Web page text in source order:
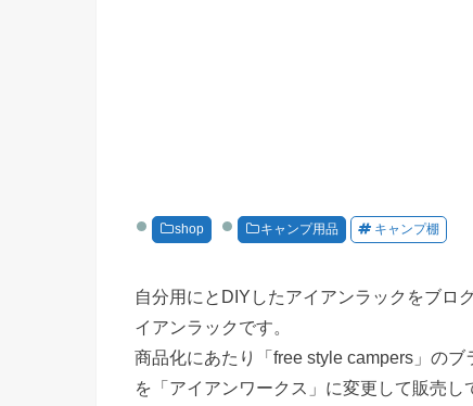
shop キャンプ用品 キャンプ棚
自分用にとDIYしたアイアンラックをブロ
イアンラックです。
商品化にあたり「free style campers」の
を「アイアンワークス」に変更して販売し